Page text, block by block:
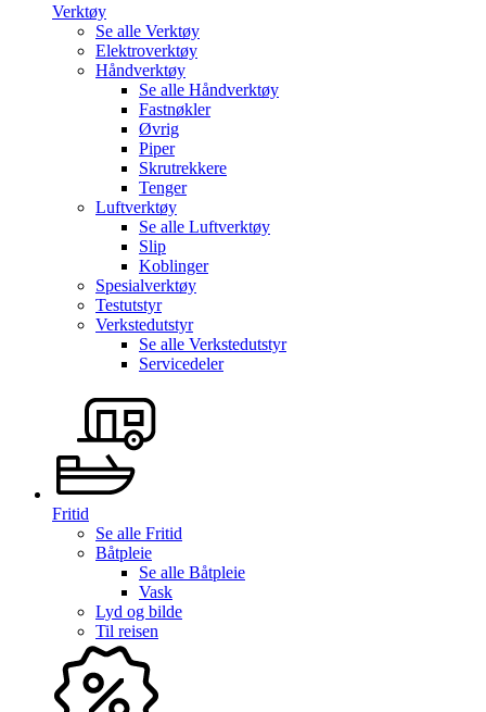
Verktøy
Se alle Verktøy
Elektroverktøy
Håndverktøy
Se alle Håndverktøy
Fastnøkler
Øvrig
Piper
Skrutrekkere
Tenger
Luftverktøy
Se alle Luftverktøy
Slip
Koblinger
Spesialverktøy
Testutstyr
Verkstedutstyr
Se alle Verkstedutstyr
Servicedeler
Fritid
Se alle Fritid
Båtpleie
Se alle Båtpleie
Vask
Lyd og bilde
Til reisen